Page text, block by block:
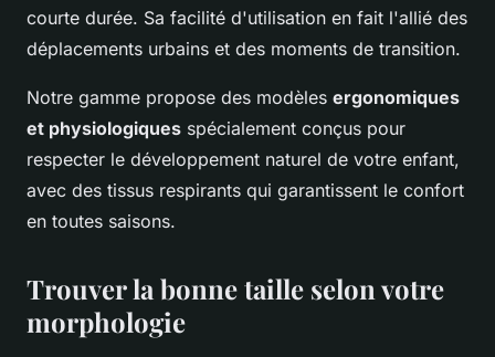
courte durée. Sa facilité d'utilisation en fait l'allié des
déplacements urbains et des moments de transition.
Notre gamme propose des modèles ergonomiques
et physiologiques spécialement conçus pour
respecter le développement naturel de votre enfant,
avec des tissus respirants qui garantissent le confort
en toutes saisons.
Trouver la bonne taille selon votre
morphologie